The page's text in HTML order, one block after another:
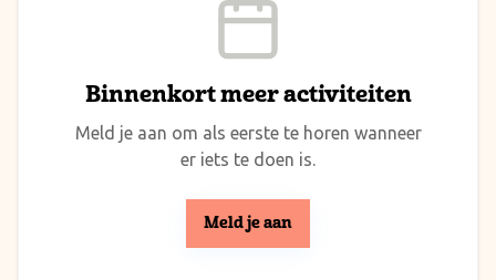
Binnenkort meer activiteiten
Meld je aan om als eerste te horen wanneer
er iets te doen is.
Meld je aan